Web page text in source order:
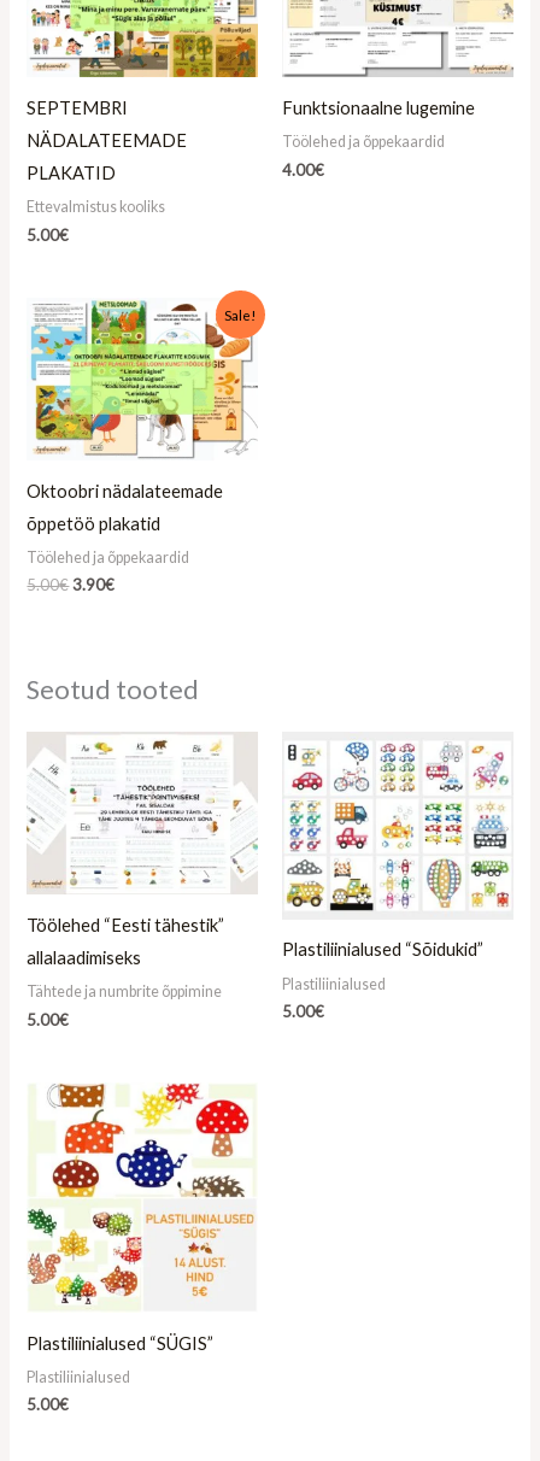
SEPTEMBRI
NÄDALATEEMADE
PLAKATID
Ettevalmistus kooliks
5.00€
Funktsionaalne lugemine
Töölehed ja õppekaardid
4.00€
Sale!
Oktoobri nädalateemade
õppetöö plakatid
Töölehed ja õppekaardid
5.00€
Algne
hind
oli:
5.00€.
3.90€
Praegune
hind
on:
3.90€.
Seotud tooted
Töölehed “Eesti tähestik”
allalaadimiseks
Tähtede ja numbrite õppimine
5.00€
Plastiliinialused “Sõidukid”
Plastiliinialused
5.00€
Plastiliinialused “SÜGIS”
Plastiliinialused
5.00€